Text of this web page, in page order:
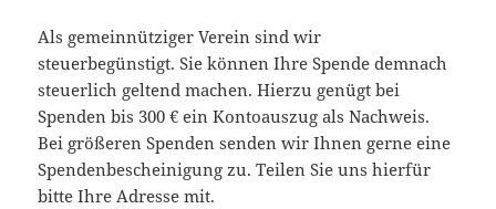
Als gemeinnütziger Verein sind wir
steuerbegünstigt. Sie können Ihre Spende demnach
steuerlich geltend machen. Hierzu genügt bei
Spenden bis 300 € ein Kontoauszug als Nachweis.
Bei größeren Spenden senden wir Ihnen gerne eine
Spendenbescheinigung zu. Teilen Sie uns hierfür
bitte Ihre Adresse mit.